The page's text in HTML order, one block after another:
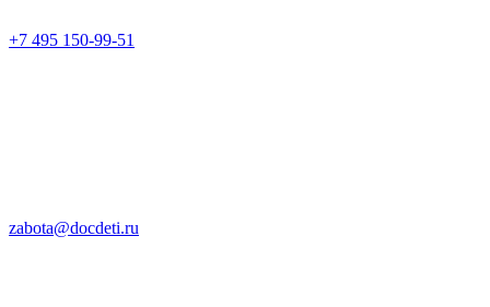
+7 495 150-99-51
zabota@docdeti.ru